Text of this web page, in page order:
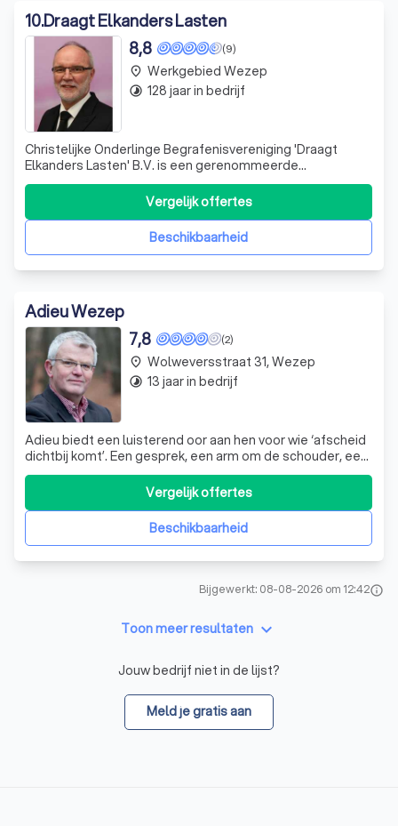
10.Draagt Elkanders Lasten
(9)
8,8
Christelijke Onderlinge Begrafenisvereniging 'Draagt
Elkanders Lasten' B.V. is een gerenommeerde
begrafenisvereniging gevestigd in Urk. Sinds 1908 hebben
we ons toegewijd aan het verzorgen van uitvaarten met
respect voor lokale tradities en familiebanden. We
begrijpen dat het nadenken over uw eigen
Beschikbaarheid
Vergelijk offertes
place Werkgebied Wezep
timelapse 128 jaar in bedrijf
Adieu Wezep
(2)
7,8
Adieu biedt een luisterend oor aan hen voor wie ‘afscheid
dichtbij komt’. Een gesprek, een arm om de schouder, een
gebed, een bemoediging. Moeilijke levensvragen rondom
het levenseinde gaat Adieu dan niet uit de weg. Adieu wil
heel graag als de kerk wellicht wat op afstand is geraakt,
Beschikbaarheid
Vergelijk offertes
place Wolweversstraat 31, Wezep
timelapse 13 jaar in bedrijf
Bijgewerkt: 08-08-2026 om 12:42info
Toon meer resultaten keyboard_arrow_down
Jouw bedrijf niet in de lijst?
Meld je gratis aan